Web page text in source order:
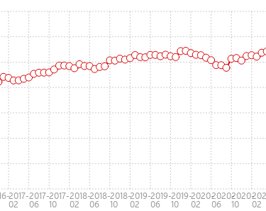
2017-
02
2017-
06
2017-
10
2018-
02
2018-
06
2018-
10
2019-
02
2019-
06
2019-
10
2020-
02
2020-
06
2020-
10
02